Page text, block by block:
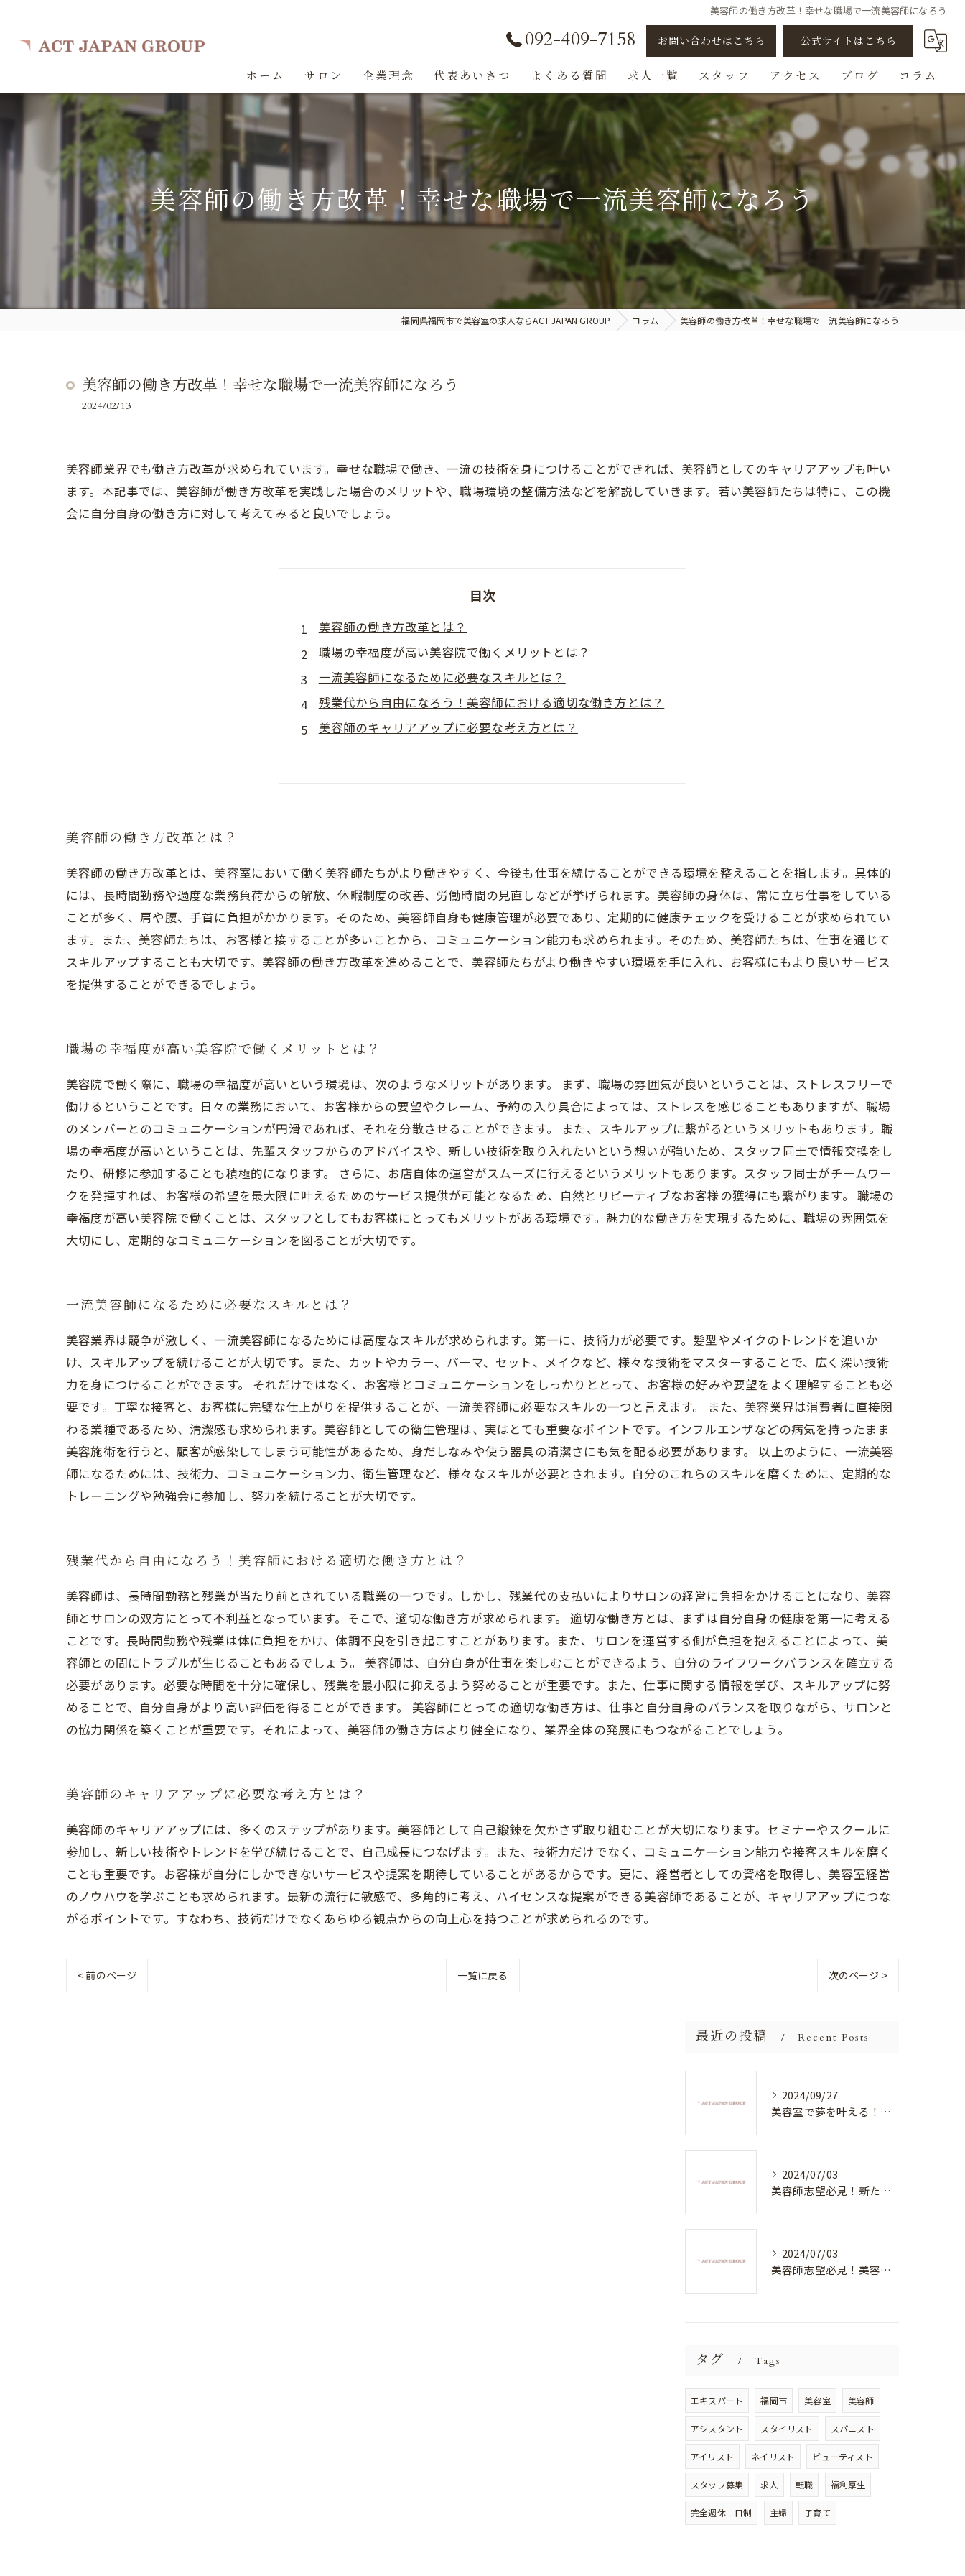
美容師の働き方改革！幸せな職場で一流美容師になろう
092-409-7158 お問い合わせはこちら 公式サイトはこちら
ホーム サロン 企業理念 代表あいさつ よくある質問 求人一覧 スタッフ
アシスタント
スタイリスト
ビューティスト
スパニスト
チェンジ/転職
アクセス ブログ コラム
美容師の働き方改革！幸せな職場で一流美容師になろう
福岡県福岡市で美容室の求人ならACT JAPAN GROUP コラム 美容師の働き方改革！幸せな職場で一流美容師になろう
美容師の働き方改革！幸せな職場で一流美容師になろう
2024/02/13
美容師業界でも働き方改革が求められています。幸せな職場で働き、一流の技術を身につけることができれば、美容師としてのキャリアアップも叶い
ます。本記事では、美容師が働き方改革を実践した場合のメリットや、職場環境の整備方法などを解説していきます。若い美容師たちは特に、この機
会に自分自身の働き方に対して考えてみると良いでしょう。
目次
美容師の働き方改革とは？
職場の幸福度が高い美容院で働くメリットとは？
一流美容師になるために必要なスキルとは？
残業代から自由になろう！美容師における適切な働き方とは？
美容師のキャリアアップに必要な考え方とは？
美容師の働き方改革とは？
美容師の働き方改革とは、美容室において働く美容師たちがより働きやすく、今後も仕事を続けることができる環境を整えることを指します。具体的
には、長時間勤務や過度な業務負荷からの解放、休暇制度の改善、労働時間の見直しなどが挙げられます。美容師の身体は、常に立ち仕事をしている
ことが多く、肩や腰、手首に負担がかかります。そのため、美容師自身も健康管理が必要であり、定期的に健康チェックを受けることが求められてい
ます。また、美容師たちは、お客様と接することが多いことから、コミュニケーション能力も求められます。そのため、美容師たちは、仕事を通じて
スキルアップすることも大切です。美容師の働き方改革を進めることで、美容師たちがより働きやすい環境を手に入れ、お客様にもより良いサービス
を提供することができるでしょう。
職場の幸福度が高い美容院で働くメリットとは？
美容院で働く際に、職場の幸福度が高いという環境は、次のようなメリットがあります。 まず、職場の雰囲気が良いということは、ストレスフリーで
働けるということです。日々の業務において、お客様からの要望やクレーム、予約の入り具合によっては、ストレスを感じることもありますが、職場
のメンバーとのコミュニケーションが円滑であれば、それを分散させることができます。 また、スキルアップに繋がるというメリットもあります。職
場の幸福度が高いということは、先輩スタッフからのアドバイスや、新しい技術を取り入れたいという想いが強いため、スタッフ同士で情報交換をし
たり、研修に参加することも積極的になります。 さらに、お店自体の運営がスムーズに行えるというメリットもあります。スタッフ同士がチームワー
クを発揮すれば、お客様の希望を最大限に叶えるためのサービス提供が可能となるため、自然とリピーティブなお客様の獲得にも繋がります。 職場の
幸福度が高い美容院で働くことは、スタッフとしてもお客様にとってもメリットがある環境です。魅力的な働き方を実現するために、職場の雰囲気を
大切にし、定期的なコミュニケーションを図ることが大切です。
一流美容師になるために必要なスキルとは？
美容業界は競争が激しく、一流美容師になるためには高度なスキルが求められます。第一に、技術力が必要です。髪型やメイクのトレンドを追いか
け、スキルアップを続けることが大切です。また、カットやカラー、パーマ、セット、メイクなど、様々な技術をマスターすることで、広く深い技術
力を身につけることができます。 それだけではなく、お客様とコミュニケーションをしっかりととって、お客様の好みや要望をよく理解することも必
要です。丁寧な接客と、お客様に完璧な仕上がりを提供することが、一流美容師に必要なスキルの一つと言えます。 また、美容業界は消費者に直接関
わる業種であるため、清潔感も求められます。美容師としての衛生管理は、実はとても重要なポイントです。インフルエンザなどの病気を持ったまま
美容施術を行うと、顧客が感染してしまう可能性があるため、身だしなみや使う器具の清潔さにも気を配る必要があります。 以上のように、一流美容
師になるためには、技術力、コミュニケーション力、衛生管理など、様々なスキルが必要とされます。自分のこれらのスキルを磨くために、定期的な
トレーニングや勉強会に参加し、努力を続けることが大切です。
残業代から自由になろう！美容師における適切な働き方とは？
美容師は、長時間勤務と残業が当たり前とされている職業の一つです。しかし、残業代の支払いによりサロンの経営に負担をかけることになり、美容
師とサロンの双方にとって不利益となっています。そこで、適切な働き方が求められます。 適切な働き方とは、まずは自分自身の健康を第一に考える
ことです。長時間勤務や残業は体に負担をかけ、体調不良を引き起こすことがあります。また、サロンを運営する側が負担を抱えることによって、美
容師との間にトラブルが生じることもあるでしょう。 美容師は、自分自身が仕事を楽しむことができるよう、自分のライフワークバランスを確立する
必要があります。必要な時間を十分に確保し、残業を最小限に抑えるよう努めることが重要です。また、仕事に関する情報を学び、スキルアップに努
めることで、自分自身がより高い評価を得ることができます。 美容師にとっての適切な働き方は、仕事と自分自身のバランスを取りながら、サロンと
の協力関係を築くことが重要です。それによって、美容師の働き方はより健全になり、業界全体の発展にもつながることでしょう。
美容師のキャリアアップに必要な考え方とは？
美容師のキャリアアップには、多くのステップがあります。美容師として自己鍛錬を欠かさず取り組むことが大切になります。セミナーやスクールに
参加し、新しい技術やトレンドを学び続けることで、自己成長につなげます。また、技術力だけでなく、コミュニケーション能力や接客スキルを磨く
ことも重要です。お客様が自分にしかできないサービスや提案を期待していることがあるからです。更に、経営者としての資格を取得し、美容室経営
のノウハウを学ぶことも求められます。最新の流行に敏感で、多角的に考え、ハイセンスな提案ができる美容師であることが、キャリアアップにつな
がるポイントです。すなわち、技術だけでなくあらゆる観点からの向上心を持つことが求められるのです。
< 前のページ 一覧に戻る 次のページ >
最近の投稿 Recent Posts
2024/09/27
美容室で夢を叶える！自分を磨く新たなチャンス
2024/07/03
美容師志望必見！新たな価値を創造する美容室でハイレベルな技術を学べる環境
2024/07/03
美容師志望必見！美容室NEWSTANDARDで最高のスキルアップを目指そう！
タグ Tags
エキスパート 福岡市 美容室 美容師
アシスタント スタイリスト スパニスト
アイリスト ネイリスト ビューティスト
スタッフ募集 求人 転職 福利厚生
完全週休二日制 主婦 子育て